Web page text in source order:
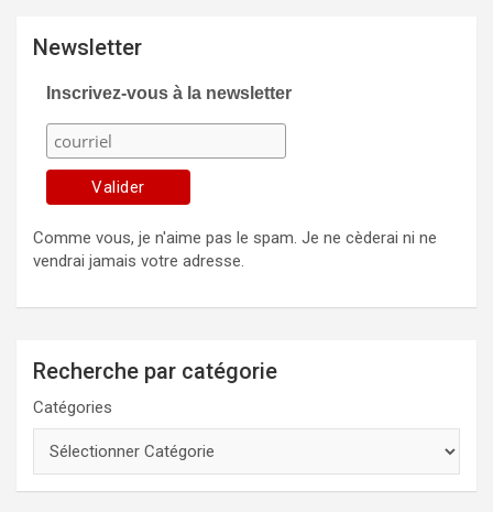
Newsletter
Inscrivez-vous à la newsletter
Comme vous, je n'aime pas le spam. Je ne cèderai ni ne
vendrai jamais votre adresse.
Recherche par catégorie
Catégories